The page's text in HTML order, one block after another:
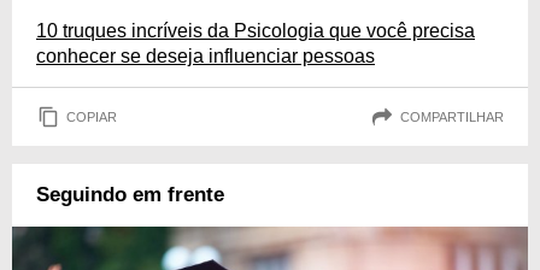
10 truques incríveis da Psicologia que você precisa
conhecer se deseja influenciar pessoas
COPIAR COMPARTILHAR
Seguindo em frente